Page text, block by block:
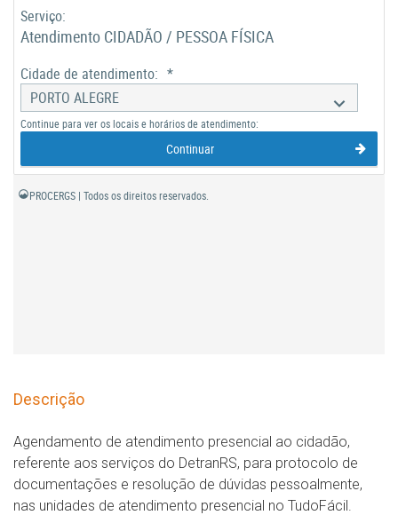
Descrição
Agendamento de atendimento presencial ao cidadão,
referente aos serviços do DetranRS, para protocolo de
documentações e resolução de dúvidas pessoalmente,
nas unidades de atendimento presencial no TudoFácil.